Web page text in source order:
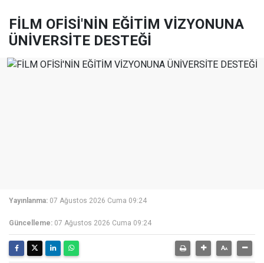
FİLM OFİSİ'NİN EĞİTİM VİZYONUNA
ÜNİVERSİTE DESTEĞİ
Yayınlanma: 07 Ağustos 2026 Cuma 09:24
Güncelleme: 07 Ağustos 2026 Cuma 09:24